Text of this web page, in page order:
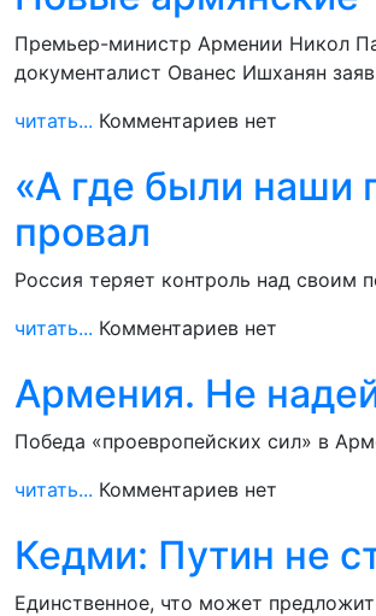
Премьер-министр Армении Никол
документалист Ованес Ишханян
читать... Комментариев нет
«А где были наши
провал
Россия теряет контроль над своим
читать... Комментариев нет
Армения. Не
Победа «проевропейских сил» в
читать... Комментариев нет
Кедми: Путин не
Единственное, что может